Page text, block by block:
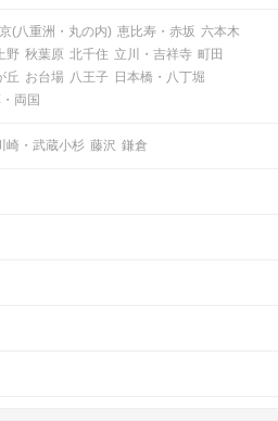
(八重洲・丸の内) 恵比寿・赤坂 六本木
上野 秋葉原 北千住 立川・吉祥寺 町田
丘 お台場 八王子 日本橋・八丁堀
両国
川崎・武蔵小杉 藤沢 鎌倉